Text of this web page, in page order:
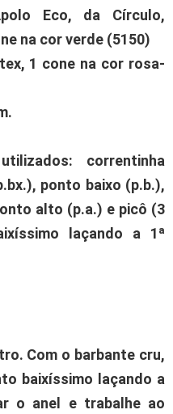
Eco, da Círculo,
na cor verde (5150)
1 cone na cor rosa-
correntinha
ponto baixo (p.b.),
alto (p.a.) e picô (3
laçando a 1ª
Com o barbante cru,
baixíssimo laçando a
o anel e trabalhe ao